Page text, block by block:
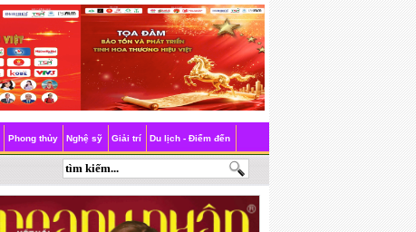
Phong thủy Nghệ sỹ Giải trí Du lịch - Điểm đến